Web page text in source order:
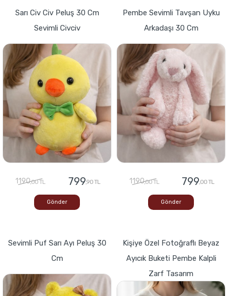
Sarı Civ Civ Peluş 30 Cm
Sevimli Civciv
1190,00 TL 799,90 TL
Gönder
Pembe Sevimli Tavşan Uyku
Arkadaşı 30 Cm
1190,00 TL 799,00 TL
Gönder
Sevimli Puf Sarı Ayı Peluş 30
Cm
Kişiye Özel Fotoğraflı Beyaz
Ayıcık Buketi Pembe Kalpli
Zarf Tasarım